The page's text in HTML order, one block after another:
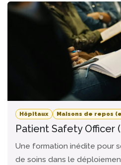
Hôpitaux Maisons de repos
Patient Safety Officer
Une formation inédite pour
de soins dans le